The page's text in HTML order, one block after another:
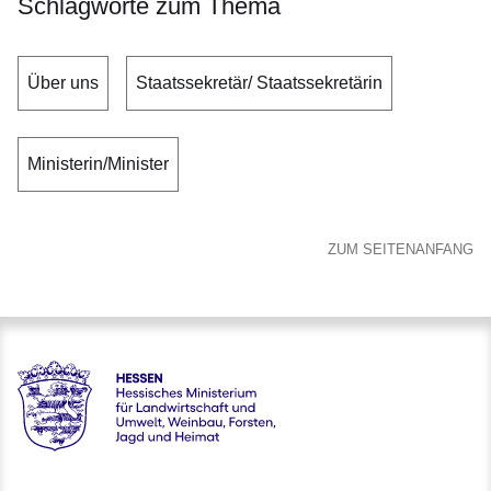
Schlagworte zum Thema
Über uns Staatssekretär/ Staatssekretärin
Ministerin/Minister
ZUM SEITENANFANG
Hessen - Hessisches Ministerium für Landwirtschaft und